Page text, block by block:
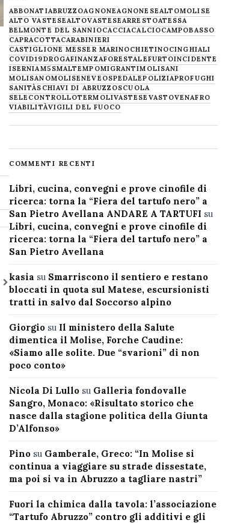
ABBONATIABRUZZOAGNONEAGNONESEALTOMOLISE
ALTO VASTESEALTOVASTESEARRESTOATESSA
BELMONTE DEL SANNIOCACCIACALCIOCAMPOBASSO
CAPRACOTTACARABINIERI
CASTIGLIONE MESSER MARINOCHIETINOCINGHIALI
COVID19DROGAFINANZAFORESTALEFURTOINCIDENTE
ISERNIAM5SMALTEMPOMIGRANTIMOLISANI
MOLISANOMOLISENEVE OSPEDALEPOLIZIAPROFUGHI
SANITÀSCHIAVI DI ABRUZZOSCUOLA
SELECONTROLLOTERMOLIVASTESE VASTOVENAFRO
VIABILITÀVIGILI DEL FUOCO
COMMENTI RECENTI
Libri, cucina, convegni e prove cinofile di
ricerca: torna la “Fiera del tartufo nero” a
San Pietro Avellana ANDARE A TARTUFI su
Libri, cucina, convegni e prove cinofile di
ricerca: torna la “Fiera del tartufo nero” a
San Pietro Avellana
kasia su Smarriscono il sentiero e restano
bloccati in quota sul Matese, escursionisti
tratti in salvo dal Soccorso alpino
Giorgiosu Il ministero della Salute
dimentica il Molise, Forche Caudine:
«Siamo alle solite. Due “svarioni” di non
poco conto»
Nicola Di Lullosu Galleria fondovalle
Sangro, Monaco: «Risultato storico che
nasce dalla stagione politica della Giunta
D’Alfonso»
Pinosu Gamberale, Greco: “In Molise si
continua a viaggiare su strade dissestate,
ma poi si va in Abruzzo a tagliare nastri”
Fuori la chimica dalla tavola: l’associazione
“Tartufo Abruzzo” contro gli additivi e gli